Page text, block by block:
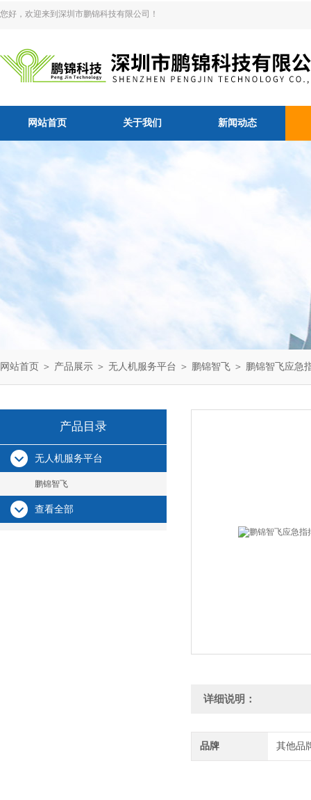
您好，欢迎来到深圳市鹏锦科技有限公司！
网站首页 关于我们 新闻动态
网站首页 ＞ 产品展示 ＞ 无人机服务平台 ＞ 鹏锦智飞 ＞ 鹏锦智飞应急
产品目录
无人机服务平台
鹏锦智飞
查看全部
详细说明：
品牌 其他品